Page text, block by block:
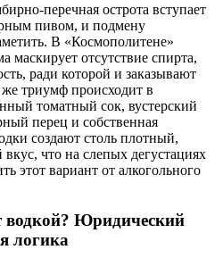
перечная острота вступает
пивом, и подмену
В «Космополитене»
маскирует отсутствие спирта,
ради которой и заказывают
триумф происходит в
томатный сок, вустерский
перец и собственная
создают столь плотный,
что на слепых дегустациях
этот вариант от алкогольного
водкой? Юридический
логика